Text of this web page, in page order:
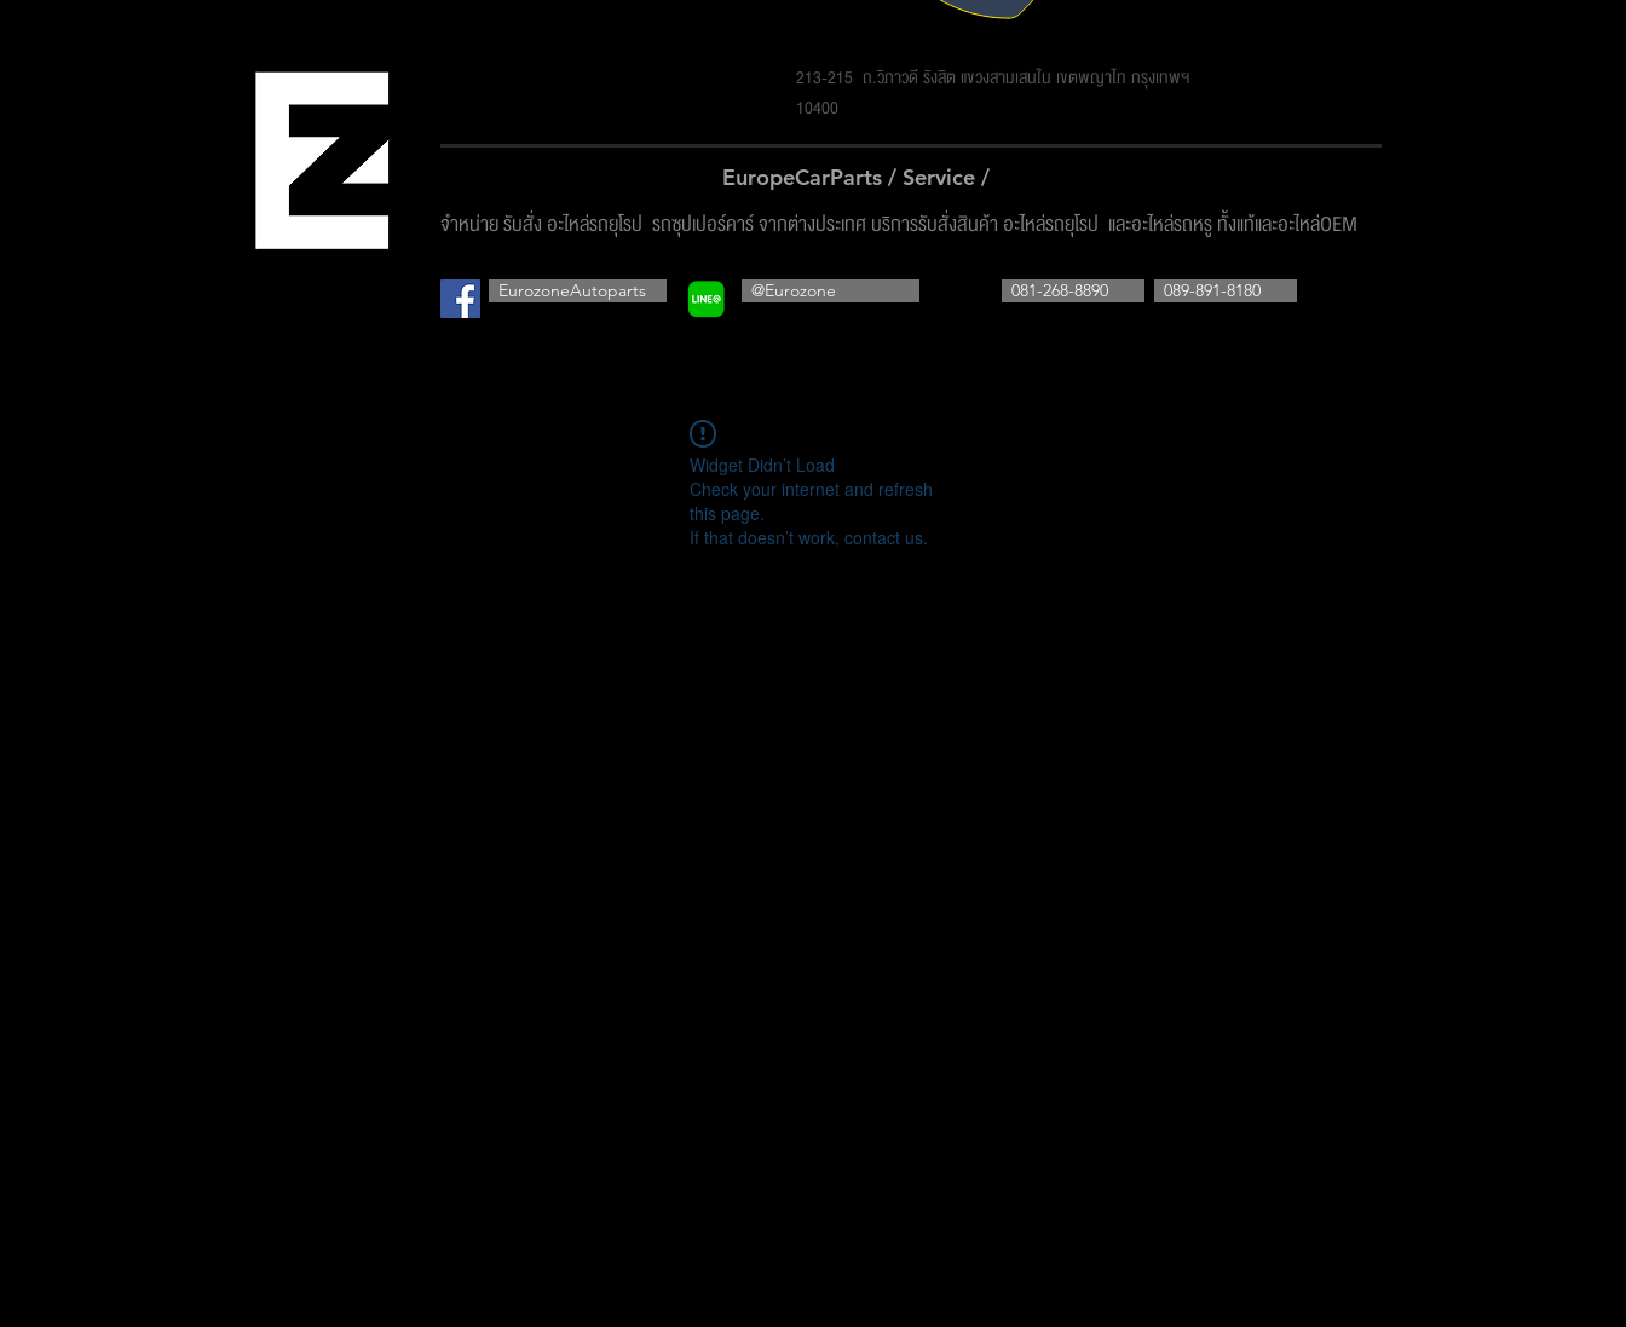
EuropeCarParts / Service /
213-215 ถ.วิภาวดี รังสิต แขวงสามเสนใน เขตพญาไท กรุงเทพฯ
10400
จำหน่าย รับสั่ง อะไหล่รถยุโรป รถซุปเปอร์คาร์ จากต่างประเทศ บริการรับสั่งสินค้า อะไหล่รถยุโรป และอะไหล่รถหรู ทั้งแท้และอะไหล่OEM
EurozoneAutoparts @Eurozone 081-268-8890 089-891-8180
Widget Didn’t Load
Check your internet and refresh
this page.
If that doesn’t work, contact us.